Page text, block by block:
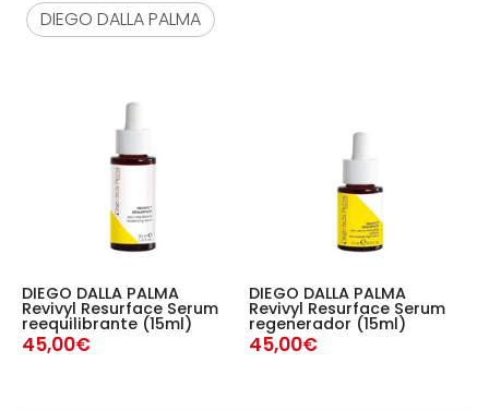
DIEGO DALLA PALMA
DIEGO DALLA PALMA
Revivyl Resurface Serum
reequilibrante (15ml)
45,00€
DIEGO DALLA PALMA
Revivyl Resurface Serum
regenerador (15ml)
45,00€